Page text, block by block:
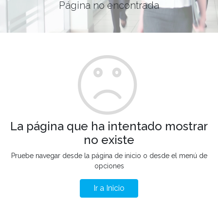
Página no encontrada
La página que ha intentado mostrar
no existe
Pruebe navegar desde la página de inicio o desde el menú de
opciones
Ir a Inicio